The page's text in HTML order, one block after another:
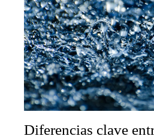
Diferencias clave